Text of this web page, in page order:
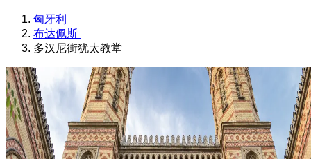
匈牙利
布达佩斯
多汉尼街犹太教堂